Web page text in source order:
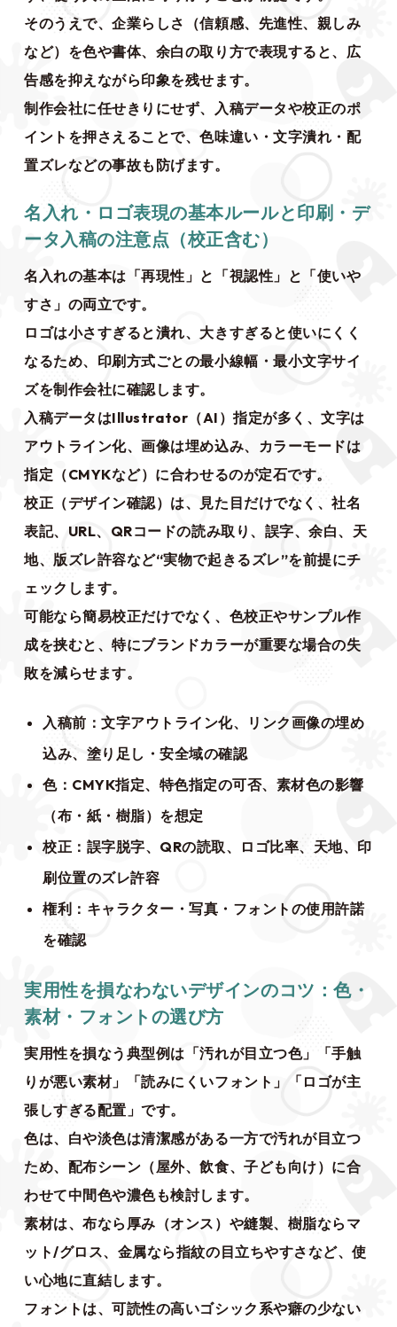
そのうえで、企業らしさ（信頼感、先進性、親しみ
など）を色や書体、余白の取り方で表現すると、広
告感を抑えながら印象を残せます。
制作会社に任せきりにせず、入稿データや校正のポ
イントを押さえることで、色味違い・文字潰れ・配
置ズレなどの事故も防げます。
名入れ・ロゴ表現の基本ルールと印刷・デ
ータ入稿の注意点（校正含む）
名入れの基本は「再現性」と「視認性」と「使いや
すさ」の両立です。
ロゴは小さすぎると潰れ、大きすぎると使いにくく
なるため、印刷方式ごとの最小線幅・最小文字サイ
ズを制作会社に確認します。
入稿データはIllustrator（AI）指定が多く、文字は
アウトライン化、画像は埋め込み、カラーモードは
指定（CMYKなど）に合わせるのが定石です。
校正（デザイン確認）は、見た目だけでなく、社名
表記、URL、QRコードの読み取り、誤字、余白、天
地、版ズレ許容など“実物で起きるズレ”を前提にチ
ェックします。
可能なら簡易校正だけでなく、色校正やサンプル作
成を挟むと、特にブランドカラーが重要な場合の失
敗を減らせます。
入稿前：文字アウトライン化、リンク画像の埋め
込み、塗り足し・安全域の確認
色：CMYK指定、特色指定の可否、素材色の影響
（布・紙・樹脂）を想定
校正：誤字脱字、QRの読取、ロゴ比率、天地、印
刷位置のズレ許容
権利：キャラクター・写真・フォントの使用許諾
を確認
実用性を損なわないデザインのコツ：色・
素材・フォントの選び方
実用性を損なう典型例は「汚れが目立つ色」「手触
りが悪い素材」「読みにくいフォント」「ロゴが主
張しすぎる配置」です。
色は、白や淡色は清潔感がある一方で汚れが目立つ
ため、配布シーン（屋外、飲食、子ども向け）に合
わせて中間色や濃色も検討します。
素材は、布なら厚み（オンス）や縫製、樹脂ならマ
ット/グロス、金属なら指紋の目立ちやすさなど、使
い心地に直結します。
フォントは、可読性の高いゴシック系や癖の少ない